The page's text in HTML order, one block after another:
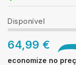
Disponível
64,99 €
economize no